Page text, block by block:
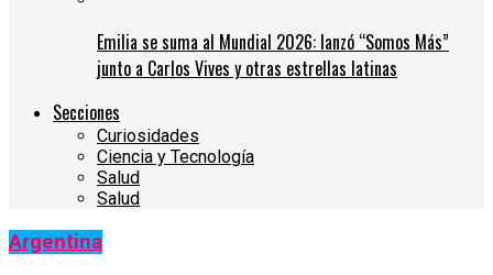
Emilia se suma al Mundial 2026: lanzó “Somos Más”
junto a Carlos Vives y otras estrellas latinas
Secciones
Curiosidades
Ciencia y Tecnología
Salud
Salud
Argentina